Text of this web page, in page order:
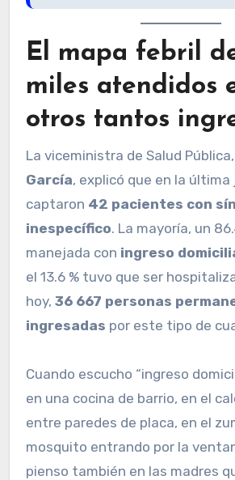
El mapa febril
miles atendidos
otros tantos
La viceministra de Salud Pública,
García, explicó que en la última
captaron 42 pacientes con
inespecífico. La mayoría, un
manejada con ingreso
el 13.6 % tuvo que ser
hoy, 36 667 personas
ingresadas por este tipo de
Cuando escucho “ingreso
en una cocina de barrio, en el
entre paredes de placa, en el
mosquito entrando por la
pienso también en las madres